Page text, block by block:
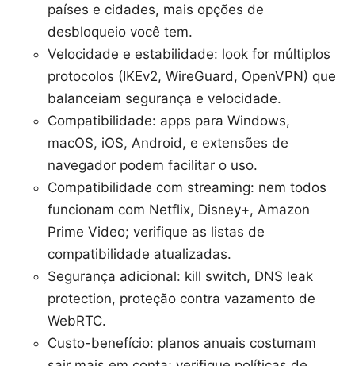
países e cidades, mais opções de
desbloqueio você tem.
Velocidade e estabilidade: look for múltiplos
protocolos (IKEv2, WireGuard, OpenVPN) que
balanceiam segurança e velocidade.
Compatibilidade: apps para Windows,
macOS, iOS, Android, e extensões de
navegador podem facilitar o uso.
Compatibilidade com streaming: nem todos
funcionam com Netflix, Disney+, Amazon
Prime Video; verifique as listas de
compatibilidade atualizadas.
Segurança adicional: kill switch, DNS leak
protection, proteção contra vazamento de
WebRTC.
Custo-benefício: planos anuais costumam